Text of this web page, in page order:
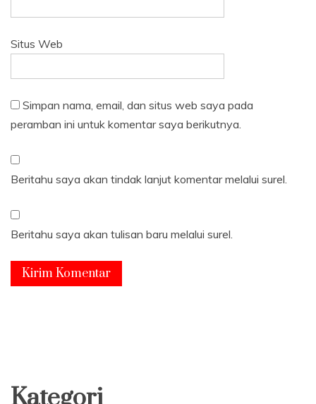
Situs Web
Simpan nama, email, dan situs web saya pada
peramban ini untuk komentar saya berikutnya.
Beritahu saya akan tindak lanjut komentar melalui surel.
Beritahu saya akan tulisan baru melalui surel.